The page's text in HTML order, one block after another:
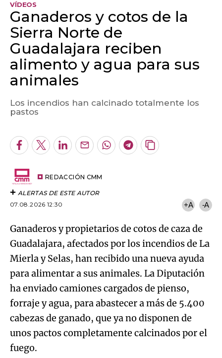
VÍDEOS
Ganaderos y cotos de la
Sierra Norte de
Guadalajara reciben
alimento y agua para sus
animales
Los incendios han calcinado totalmente los
pastos
Algo salió mal.
Facebook
TwitterLinkedInEnviarWhatsapp
Telegram
Copiar
REDACCIÓN CMM
ALERTAS DE ESTE AUTOR
07.08.2026 12:30
+A -A
Ganaderos y propietarios de cotos de caza de
Guadalajara, afectados por los incendios de La
Mierla y Selas, han recibido una nueva ayuda
para alimentar a sus animales. La Diputación
ha enviado camiones cargados de pienso,
forraje y agua, para abastecer a más de 5.400
cabezas de ganado, que ya no disponen de
unos pactos completamente calcinados por el
fuego.